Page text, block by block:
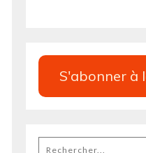
S'abonner à
Rechercher